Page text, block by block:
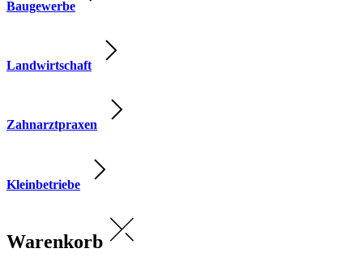
Baugewerbe
Landwirtschaft
Zahnarztpraxen
Kleinbetriebe
Warenkorb